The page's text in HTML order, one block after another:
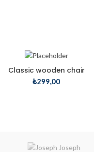
Classic wooden chair
₺299,00